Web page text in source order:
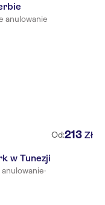
anulowanie
Od:213 Zł
w Tunezji
anulowanie·